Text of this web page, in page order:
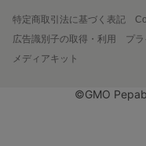
特定商取引法に基づく表記
広告識別子の取得・利用
プ
メディアキット
©GMO